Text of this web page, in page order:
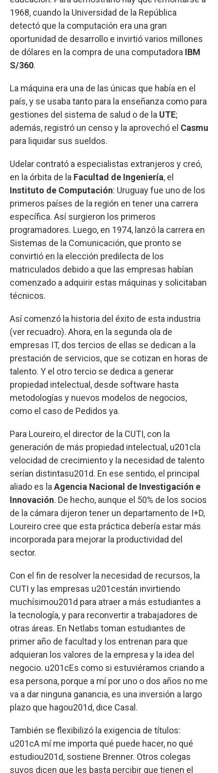
1968, cuando la Universidad de la República
detectó que la computación era una gran
oportunidad de desarrollo e invirtió varios millones
de dólares en la compra de una computadora IBM
S/360.
La máquina era una de las únicas que había en el
país, y se usaba tanto para la enseñanza como para
gestiones del sistema de salud o de la UTE;
además, registró un censo y la aprovechó el Casmu
para liquidar sus sueldos.
Udelar contrató a especialistas extranjeros y creó,
en la órbita de la Facultad de Ingeniería, el
Instituto de Computación: Uruguay fue uno de los
primeros países de la región en tener una carrera
específica. Así surgieron los primeros
programadores. Luego, en 1974, lanzó la carrera en
Sistemas de la Comunicación, que pronto se
convirtió en la elección predilecta de los
matriculados debido a que las empresas habían
comenzado a adquirir estas máquinas y solicitaban
técnicos.
Así comenzó la historia del éxito de esta industria
(ver recuadro). Ahora, en la segunda ola de
empresas IT, dos tercios de ellas se dedican a la
prestación de servicios, que se cotizan en horas de
talento. Y el otro tercio se dedica a generar
propiedad intelectual, desde software hasta
metodologías y nuevos modelos de negocios,
como el caso de Pedidos ya.
Para Loureiro, el director de la CUTI, con la
generación de más propiedad intelectual, u201cla
velocidad de crecimiento y la necesidad de talento
serían distintasu201d. En ese sentido, el principal
aliado es la Agencia Nacional de Investigación e
Innovación. De hecho, aunque el 50% de los socios
de la cámara dijeron tener un departamento de I+D,
Loureiro cree que esta práctica debería estar más
incorporada para mejorar la productividad del
sector.
Con el fin de resolver la necesidad de recursos, la
CUTI y las empresas u201cestán invirtiendo
muchísimou201d para atraer a más estudiantes a
la tecnología, y para reconvertir a trabajadores de
otras áreas. En Netlabs toman estudiantes de
primer año de facultad y los entrenan para que
adquieran los valores de la empresa y la idea del
negocio. u201cEs como si estuviéramos criando a
esa persona, porque a mí por uno o dos años no me
va a dar ninguna ganancia, es una inversión a largo
plazo que hagou201d, dice Casal.
También se flexibilizó la exigencia de títulos:
u201cA mí me importa qué puede hacer, no qué
estudiou201d, sostiene Brenner. Otros colegas
suyos dicen que les basta percibir que tienen el